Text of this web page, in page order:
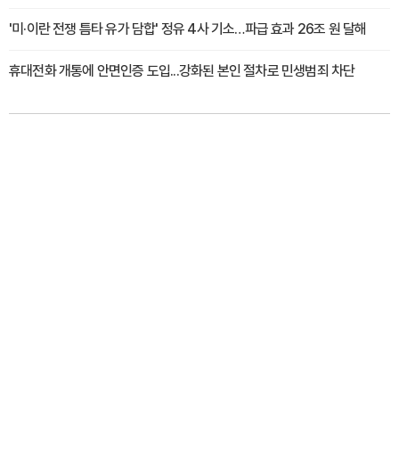
'미·이란 전쟁 틈타 유가 담합' 정유 4사 기소…파급 효과 26조 원 달해
휴대전화 개통에 안면인증 도입...강화된 본인 절차로 민생범죄 차단